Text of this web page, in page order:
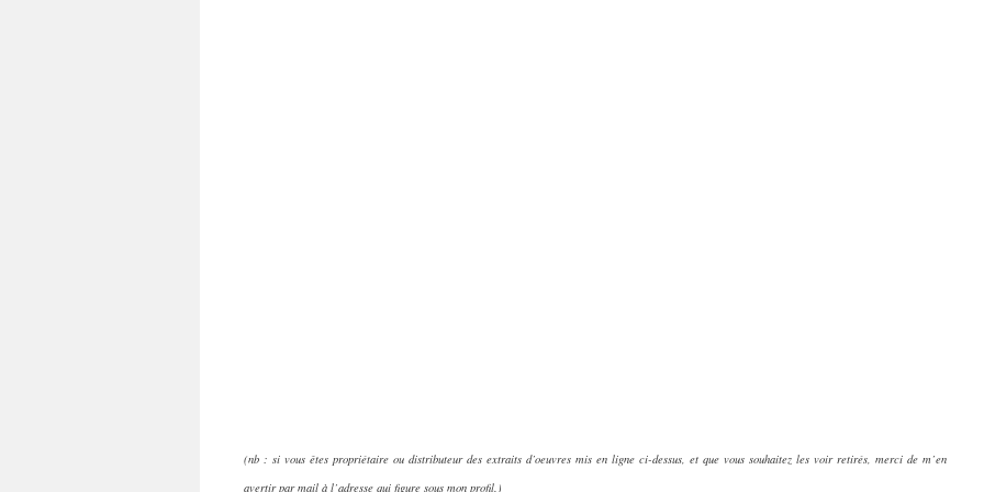
(nb : si vous êtes propriétaire ou distributeur des extraits d’oeuvres mis en ligne ci-dessus, et que vous souhaitez les voir retirés, merci de m’en
avertir par mail à l’adresse qui figure sous mon profil.)